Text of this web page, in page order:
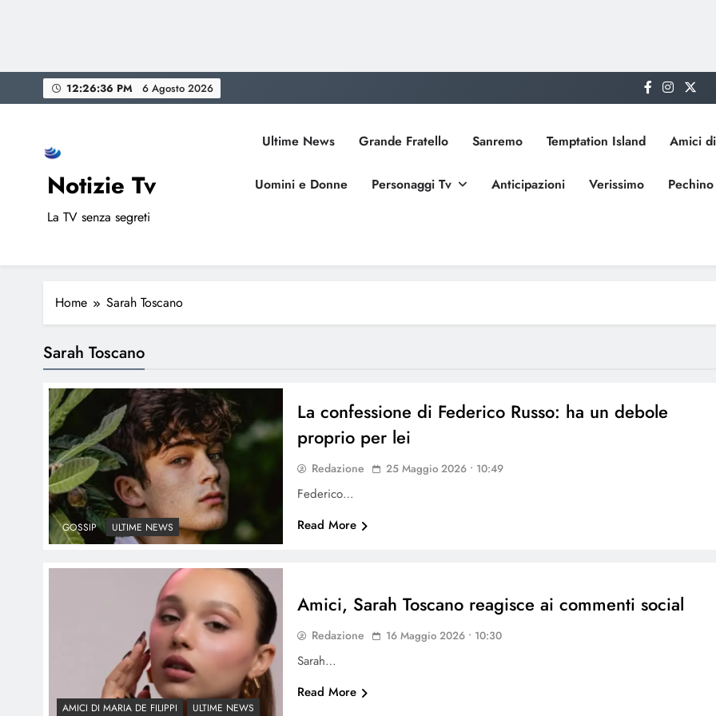
to
12:26:37 PM 6 Agosto 2026
Notizie Tv
La TV senza segreti
Ultime News Grande Fratello Sanremo Temptation Island Amici
Uomini e Donne Personaggi Tv Anticipazioni Verissimo
Home Sarah Toscano
Sarah Toscano
GOSSIP ULTIME NEWS
La confessione di Federico Russo: ha un debole
proprio per lei
Redazione 25 Maggio 2026 • 10:49
Federico…
Read More
AMICI DI MARIA DE FILIPPI ULTIME NEWS
Amici, Sarah Toscano reagisce ai commenti social
Redazione 16 Maggio 2026 • 10:30
Sarah…
Read More